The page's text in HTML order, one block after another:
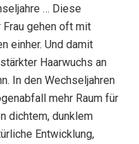
… Diese
gehen oft mit
einher. Und damit
Haarwuchs an
In den Wechseljahren
mehr Raum für
dichtem, dunklem
Entwicklung,